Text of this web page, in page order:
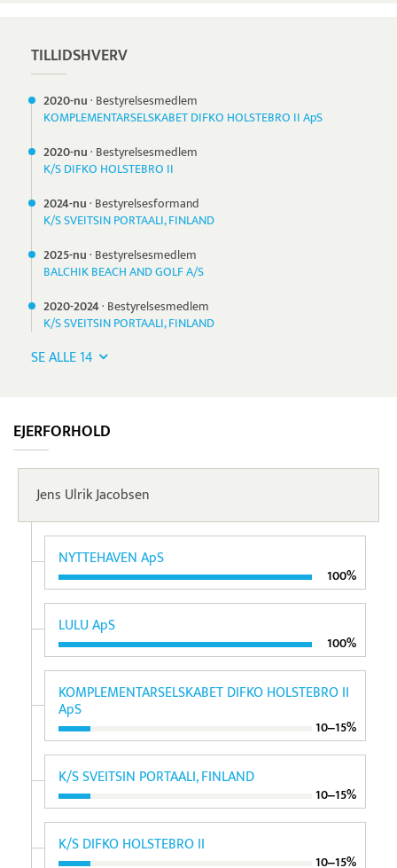
TILLIDSHVERV
2020-nu· Bestyrelsesmedlem
KOMPLEMENTARSELSKABET DIFKO HOLSTEBRO II ApS
2020-nu· Bestyrelsesmedlem
K/S DIFKO HOLSTEBRO II
2024-nu· Bestyrelsesformand
K/S SVEITSIN PORTAALI, FINLAND
2025-nu· Bestyrelsesmedlem
BALCHIK BEACH AND GOLF A/S
2020-2024· Bestyrelsesmedlem
K/S SVEITSIN PORTAALI, FINLAND
SE ALLE 14
EJERFORHOLD
Jens Ulrik Jacobsen
NYTTEHAVEN ApS
100%
LULU ApS
100%
KOMPLEMENTARSELSKABET DIFKO HOLSTEBRO II
ApS
10‒15%
K/S SVEITSIN PORTAALI, FINLAND
10‒15%
K/S DIFKO HOLSTEBRO II
10‒15%